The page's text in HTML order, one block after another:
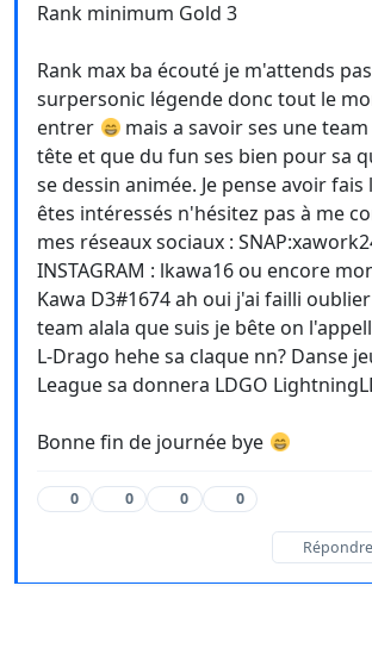
Rank minimum Gold 3
Rank max ba écouté je m'attends
surpersonic légende donc tout le
entrer
mais a savoir ses une
tête et que du fun ses bien pour sa
se dessin animée. Je pense avoir
êtes intéressés n'hésitez pas à me
mes réseaux sociaux :
INSTAGRAM : lkawa16 ou encore
Kawa D3#1674 ah oui j'ai failli
team alala que suis je bête on
L-Drago hehe sa claque nn? Danse
League sa donnera LDGO
Bonne fin de journée bye
0 0 0 0
Répondre